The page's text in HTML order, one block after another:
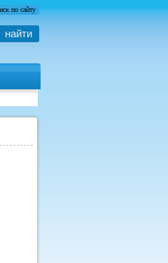
по сайту
найти